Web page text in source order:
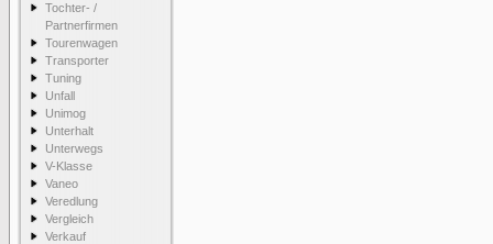
Tochter- /
Partnerfirmen
Tourenwagen
Transporter
Tuning
Unfall
Unimog
Unterhalt
Unterwegs
V-Klasse
Vaneo
Veredlung
Vergleich
Verkauf